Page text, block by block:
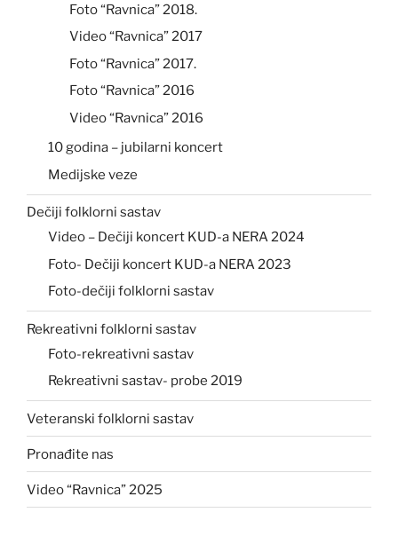
Foto “Ravnica” 2018.
Video “Ravnica” 2017
Foto “Ravnica” 2017.
Foto “Ravnica” 2016
Video “Ravnica” 2016
10 godina – jubilarni koncert
Medijske veze
Dečiji folklorni sastav
Video – Dečiji koncert KUD-a NERA 2024
Foto- Dečiji koncert KUD-a NERA 2023
Foto-dečiji folklorni sastav
Rekreativni folklorni sastav
Foto-rekreativni sastav
Rekreativni sastav- probe 2019
Veteranski folklorni sastav
Pronađite nas
Video “Ravnica” 2025